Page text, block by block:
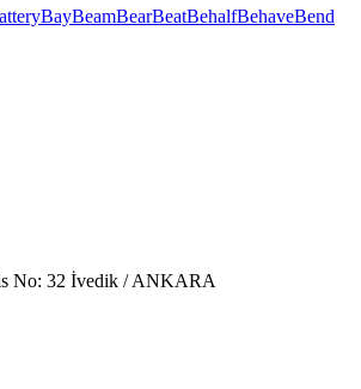
BayBeamBearBeatBehalfBehaveBend
No: 32 İvedik / ANKARA